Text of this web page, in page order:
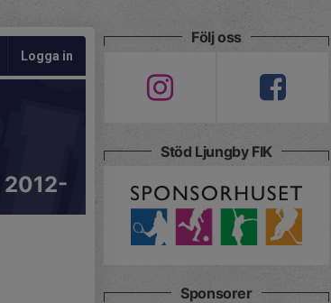
Logga in
2012-
Följ oss
Stöd Ljungby FIK
Sponsorer